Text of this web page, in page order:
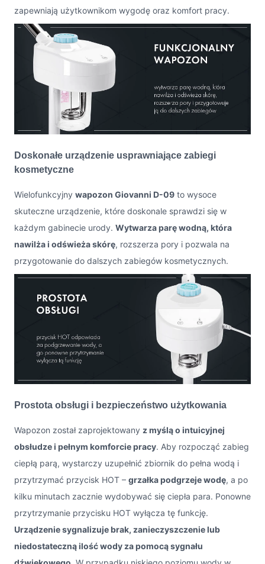
zapewniają użytkownikom wygodę oraz komfort pracy.
Doskonałe urządzenie usprawniające zabiegi
kosmetyczne
Wielofunkcyjny wapozon Giovanni D-09 to wysoce
skuteczne urządzenie, które doskonale sprawdzi się w
każdym gabinecie urody. Wytwarza parę wodną, która
nawilża i odświeża skórę, rozszerza pory i pozwala na
przygotowanie do dalszych zabiegów kosmetycznych.
Prostota obsługi i bezpieczeństwo użytkowania
Wapozon został zaprojektowany z myślą o intuicyjnej
obsłudze i pełnym komforcie pracy. Aby rozpocząć zabieg
ciepłą parą, wystarczy uzupełnić zbiornik do pełna wodą i
przytrzymać przycisk HOT – grzałka podgrzeje wodę, a po
kilku minutach zacznie wydobywać się ciepła para. Ponowne
przytrzymanie przycisku HOT wyłącza tę funkcję.
Urządzenie sygnalizuje brak, zanieczyszczenie lub
niedostateczną ilość wody za pomocą sygnału